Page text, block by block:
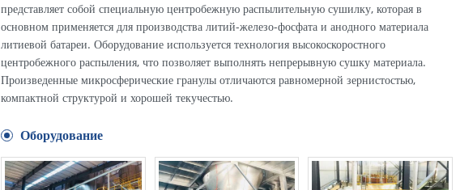
представляет собой специальную центробежную распылительную сушилку, которая в
основном применяется для производства литий-железо-фосфата и анодного материала
литиевой батареи. Оборудование используется технология высокоскоростного
центробежного распыления, что позволяет выполнять непрерывную сушку материала.
Произведенные микросферические гранулы отличаются равномерной зернистостью,
компактной структурой и хорошей текучестью.
Оборудование